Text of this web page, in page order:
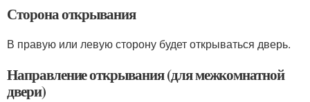
Сторона открывания
В правую или левую сторону будет открываться дверь.
Направление открывания (для межкомнатной
двери)